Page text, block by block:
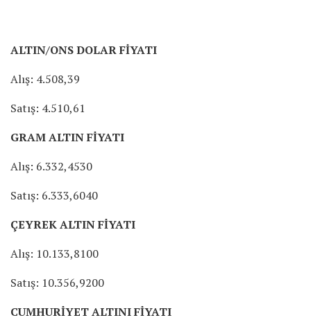
ALTIN/ONS DOLAR FİYATI
Alış: 4.508,39
Satış: 4.510,61
GRAM ALTIN FİYATI
Alış: 6.332,4530
Satış: 6.333,6040
ÇEYREK ALTIN FİYATI
Alış: 10.133,8100
Satış: 10.356,9200
CUMHURİYET ALTINI FİYATI